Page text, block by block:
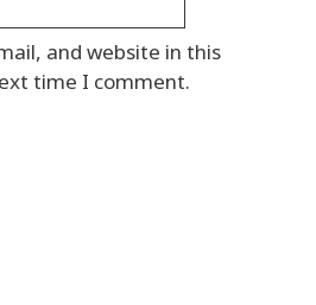
and website in this
time I comment.